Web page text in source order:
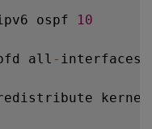
ospf 10
all - interfaces
kernel